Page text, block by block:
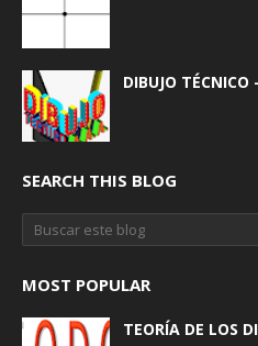
DIBUJO TÉCNICO
SEARCH THIS BLOG
MOST POPULAR
TEORÍA DE LOS